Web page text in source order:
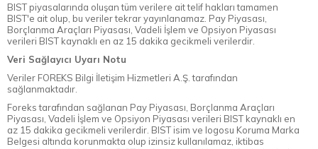
BIST piyasalarında oluşan tüm verilere ait telif hakları tamamen
BIST'e ait olup, bu veriler tekrar yayınlanamaz. Pay Piyasası,
Borçlanma Araçları Piyasası, Vadeli İşlem ve Opsiyon Piyasası
verileri BIST kaynaklı en az 15 dakika gecikmeli verilerdir.
Veri Sağlayıcı Uyarı Notu
Veriler FOREKS Bilgi İletişim Hizmetleri A.Ş. tarafından
sağlanmaktadır.
Foreks tarafından sağlanan Pay Piyasası, Borçlanma Araçları
Piyasası, Vadeli İşlem ve Opsiyon Piyasası verileri BIST kaynaklı en
az 15 dakika gecikmeli verilerdir. BIST isim ve logosu Koruma Marka
Belgesi altında korunmakta olup izinsiz kullanılamaz, iktibas